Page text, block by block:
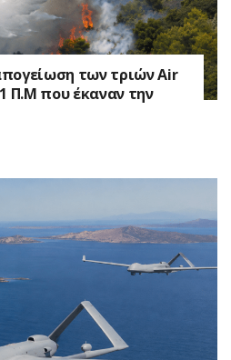
των τριών Air
Π.M που έκαναν την